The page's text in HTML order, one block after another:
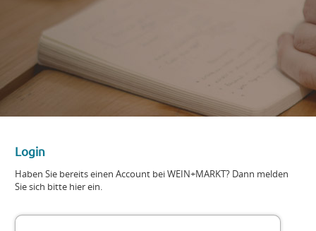
Login
Haben Sie bereits einen Account bei WEIN+MARKT? Dann melden
Sie sich bitte hier ein.